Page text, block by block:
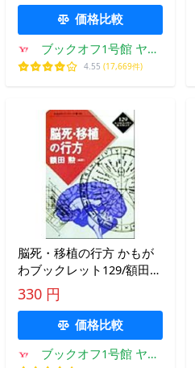
価格比較
ブックオフ1号館 ヤフ
ーショッピング店
4.55 (17,669件)
脳死・移植の行方 かもが
わブックレット129/額田勲
(著者)
330 円
価格比較
ブックオフ1号館 ヤフ